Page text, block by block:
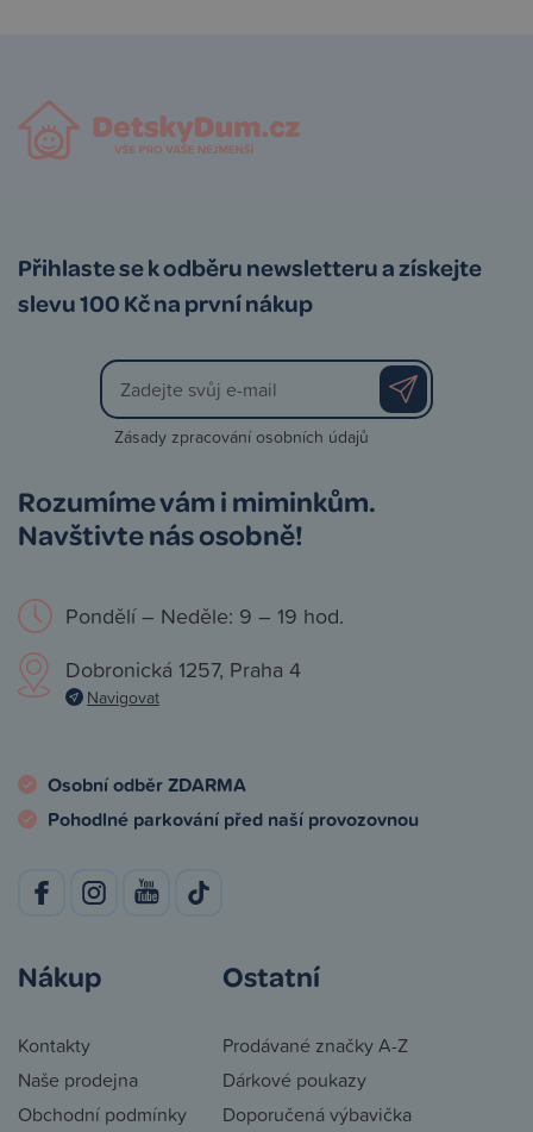
Přihlaste se k odběru newsletteru a získejte
slevu 100 Kč na první nákup
Zásady zpracování osobních údajů
Rozumíme vám i miminkům.
Navštivte nás osobně!
Pondělí – Neděle: 9 – 19 hod.
Dobronická 1257, Praha 4
Navigovat
Osobní odběr ZDARMA
Pohodlné parkování před naší provozovnou
Nákup
Kontakty
Naše prodejna
Obchodní podmínky
Ostatní
Prodávané značky A-Z
Dárkové poukazy
Doporučená výbavička